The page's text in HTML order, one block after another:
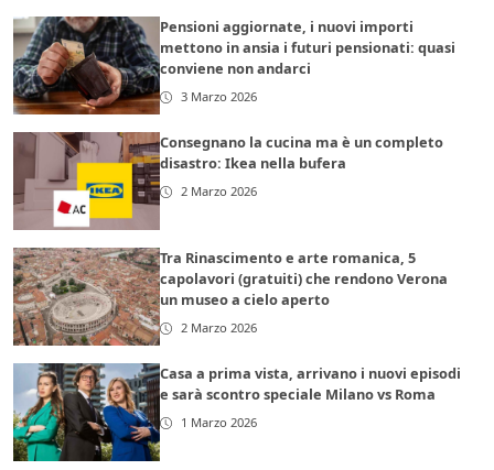
Pensioni aggiornate, i nuovi importi
mettono in ansia i futuri pensionati: quasi
conviene non andarci
3 Marzo 2026
Consegnano la cucina ma è un completo
disastro: Ikea nella bufera
2 Marzo 2026
Tra Rinascimento e arte romanica, 5
capolavori (gratuiti) che rendono Verona
un museo a cielo aperto
2 Marzo 2026
Casa a prima vista, arrivano i nuovi episodi
e sarà scontro speciale Milano vs Roma
1 Marzo 2026